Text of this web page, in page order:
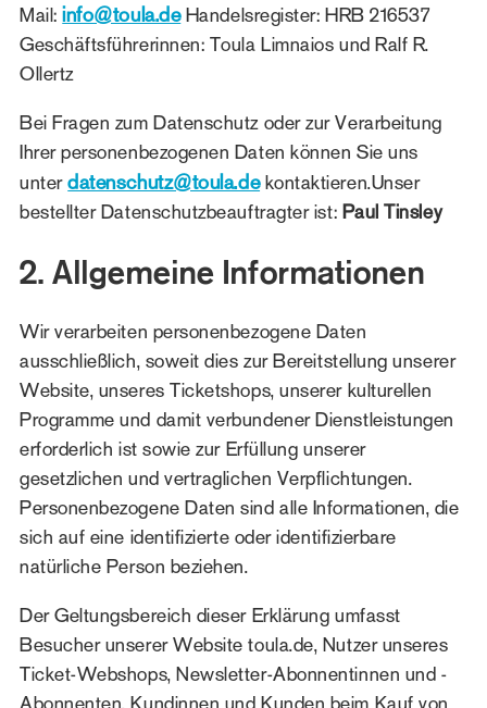
Mail:info@toula.deHandelsregister: HRB 216537
Geschäftsführerinnen: Toula Limnaios und Ralf R.
Ollertz
Bei Fragen zum Datenschutz oder zur Verarbeitung
Ihrer personenbezogenen Daten können Sie uns
unterdatenschutz@toula.dekontaktieren.Unser
bestellter Datenschutzbeauftragter ist: Paul Tinsley
2. Allgemeine Informationen
Wir verarbeiten personenbezogene Daten
ausschließlich, soweit dies zur Bereitstellung unserer
Website, unseres Ticketshops, unserer kulturellen
Programme und damit verbundener Dienstleistungen
erforderlich ist sowie zur Erfüllung unserer
gesetzlichen und vertraglichen Verpflichtungen.
Personenbezogene Daten sind alle Informationen, die
sich auf eine identifizierte oder identifizierbare
natürliche Person beziehen.
Der Geltungsbereich dieser Erklärung umfasst
Besucher unserer Website toula.de, Nutzer unseres
Ticket-Webshops, Newsletter-Abonnentinnen und -